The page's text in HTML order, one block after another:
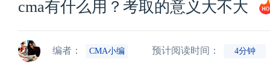
cma有什么用？考取的意义大不大
编者： CMA小编 预计阅读时间： 4分钟